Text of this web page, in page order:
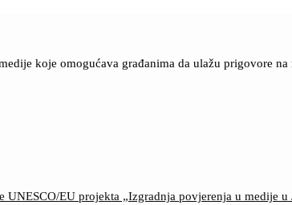
koje omogućava građanima da ulažu prigovore
EU projekta „Izgradnja povjerenja u medije